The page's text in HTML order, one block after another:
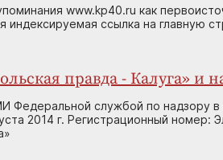
www.kp40.ru как
индексируемая ссылка на главную
правда - Калуга» и
Федеральной службой по надзору в
2014 г. Регистрационный